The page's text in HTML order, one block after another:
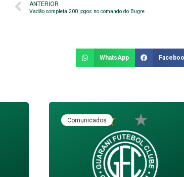
ANTERIOR
Vadão completa 200 jogos no comando do Bugre
WhatsApp
Comunicados